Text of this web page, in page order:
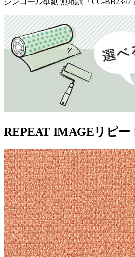
シンコール壁紙 無地調「CC-BB2347」
REPEAT IMAGE リピー